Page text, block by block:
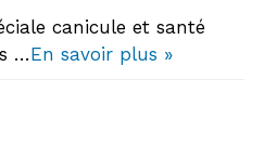
canicule et santé
…En savoir plus »